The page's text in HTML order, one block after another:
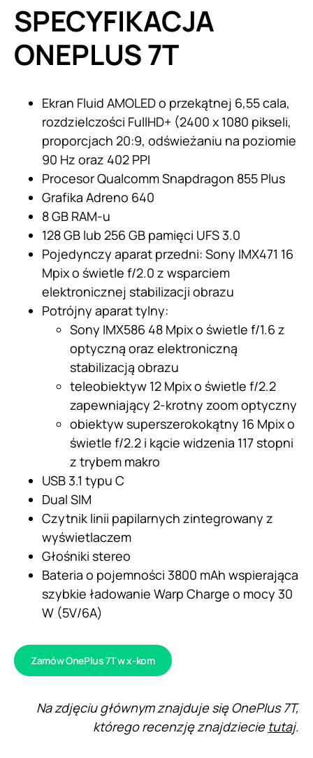
SPECYFIKACJA
ONEPLUS 7T
Ekran Fluid AMOLED o przekątnej 6,55 cala,
rozdzielczości FullHD+ (2400 x 1080 pikseli,
proporcjach 20:9, odświeżaniu na poziomie
90 Hz oraz 402 PPI
Procesor Qualcomm Snapdragon 855 Plus
Grafika Adreno 640
8 GB RAM-u
128 GB lub 256 GB pamięci UFS 3.0
Pojedynczy aparat przedni: Sony IMX471 16
Mpix o świetle f/2.0 z wsparciem
elektronicznej stabilizacji obrazu
Potrójny aparat tylny:
Sony IMX586 48 Mpix o świetle f/1.6 z
optyczną oraz elektroniczną
stabilizacją obrazu
teleobiektyw 12 Mpix o świetle f/2.2
zapewniający 2-krotny zoom optyczny
obiektyw superszerokokątny 16 Mpix o
świetle f/2.2 i kącie widzenia 117 stopni
z trybem makro
USB 3.1 typu C
Dual SIM
Czytnik linii papilarnych zintegrowany z
wyświetlaczem
Głośniki stereo
Bateria o pojemności 3800 mAh wspierająca
szybkie ładowanie Warp Charge o mocy 30
W (5V/6A)
Zamów OnePlus 7T w x-kom
Na zdjęciu głównym znajduje się OnePlus 7T,
którego recenzję znajdziecie tutaj.